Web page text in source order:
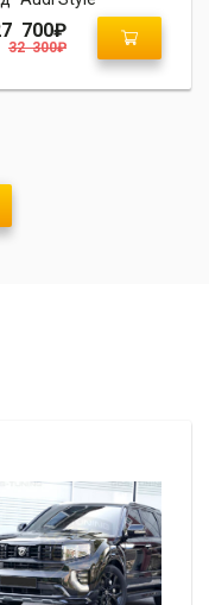
32 300₽
700₽